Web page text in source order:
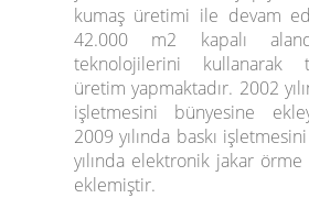
kumaş üretimi ile devam
42.000 m2 kapalı
teknolojilerini kullanarak
üretim yapmaktadır. 2002
işletmesini bünyesine
2009 yılında baskı
yılında elektronik jakar
eklemiştir.